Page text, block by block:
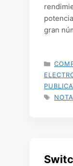
gran
NOTA